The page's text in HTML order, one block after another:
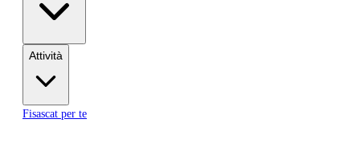
Attività
Fisascat per te